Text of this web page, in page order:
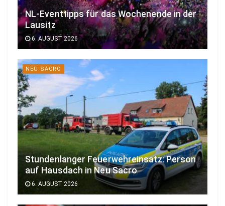
NL-Eventtipps für das Wochenende in der
Lausitz
6. AUGUST 2026
NEU SACRO
Stundenlanger Feuerwehreinsatz: Person
auf Hausdach in Neu Sacro
6. AUGUST 2026